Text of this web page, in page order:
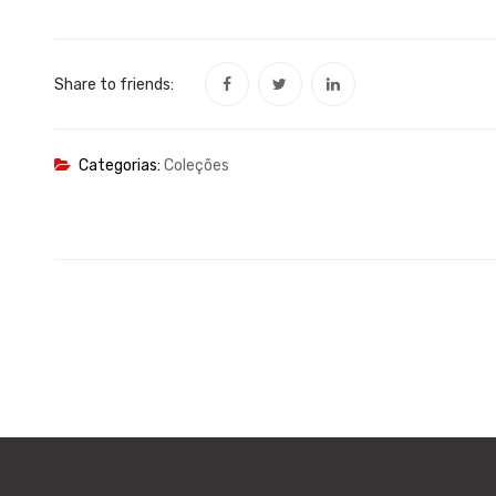
Share to friends:
Categorias: Coleções